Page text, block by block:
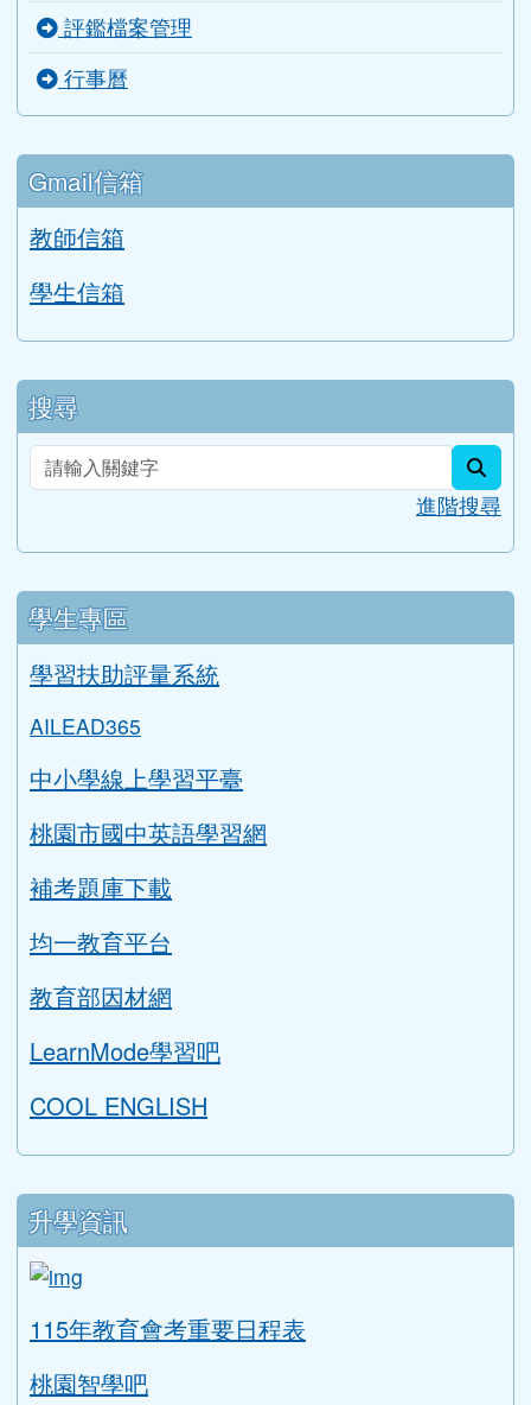
主選單
首頁
活動影片
檔案下載
Google 相簿
分月文章
評鑑檔案管理
Gmail信箱
教師信箱
學生信箱
搜尋
學生專區
學習扶助評量系統
AILEAD365
中小學線上學習平臺
桃園市國中英語學習網
補考題庫下載
均一教育平台